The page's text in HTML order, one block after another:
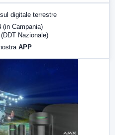
LabNews (replica)
digitale terrestre
(in Campania)
(DDT Nazionale)
APP